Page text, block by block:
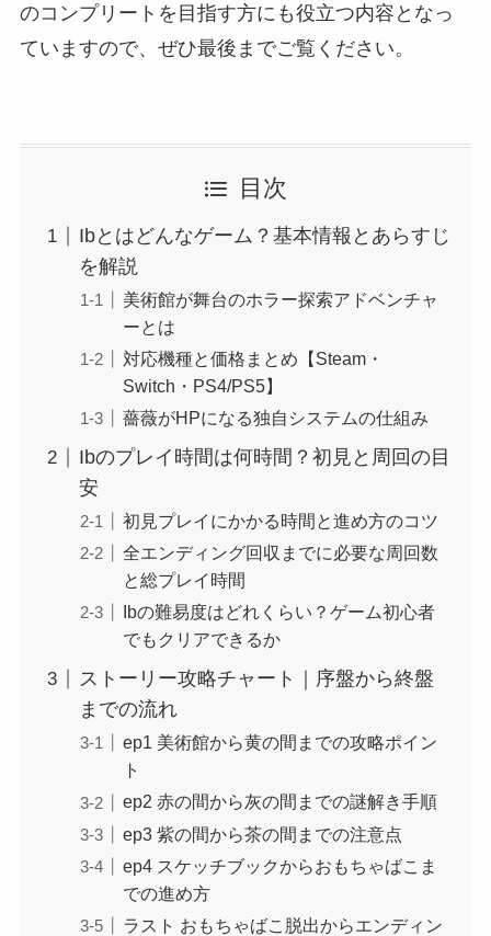
のコンプリートを目指す方にも役立つ内容となっ
ていますので、ぜひ最後までご覧ください。
目次
Ibとはどんなゲーム？基本情報とあらすじ
を解説
美術館が舞台のホラー探索アドベンチャ
ーとは
対応機種と価格まとめ【Steam・
Switch・PS4/PS5】
薔薇がHPになる独自システムの仕組み
Ibのプレイ時間は何時間？初見と周回の目
安
初見プレイにかかる時間と進め方のコツ
全エンディング回収までに必要な周回数
と総プレイ時間
Ibの難易度はどれくらい？ゲーム初心者
でもクリアできるか
ストーリー攻略チャート｜序盤から終盤
までの流れ
ep1 美術館から黄の間までの攻略ポイン
ト
ep2 赤の間から灰の間までの謎解き手順
ep3 紫の間から茶の間までの注意点
ep4 スケッチブックからおもちゃばこま
での進め方
ラスト おもちゃばこ脱出からエンディン